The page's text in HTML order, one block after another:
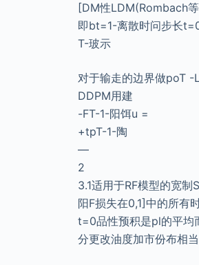
[DM性LDM(Rombach
即bt=1-离散时问步长
T-玻示
对于输走的边界做poT
DDPM用建
-FT-1-阳饵u =
+tpT-1-陶
—
2
3.1适用于RF模型的宽制
阳F损失在0,1]中的所有
t=0品性预积是pl的平均
分更改油度加市份布相